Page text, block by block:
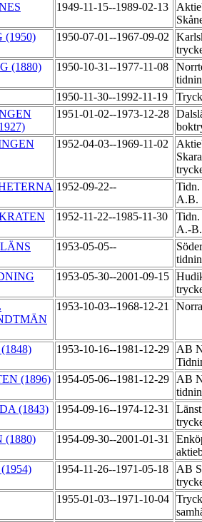
1949-11-15--1989-02-13
(1950)
1950-07-01--1967-09-02
(1880)
1950-10-31--1977-11-08
1950-11-30--1992-11-19
1951-01-02--1973-12-28
1952-04-03--1969-11-02
1952-09-22--
Tidn.
A.B.
1952-11-22--1985-11-30
Tidn.
A.-
1953-05-05--
1953-05-30--2001-09-15
1953-10-03--1968-12-21
1953-10-16--1981-12-29
AB
(1896) 1954-05-06--1981-12-29
AB
(1843)
1954-09-16--1974-12-31
(1880)
1954-09-30--2001-01-31
1954-11-26--1971-05-18
AB
1955-01-03--1971-10-04